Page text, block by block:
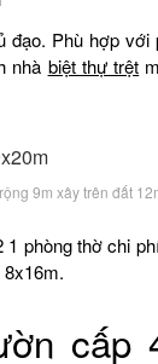
Phù hợp
nhà biệt thự trệt
9m xây trên đất
1 phòng thờ chi
cấp